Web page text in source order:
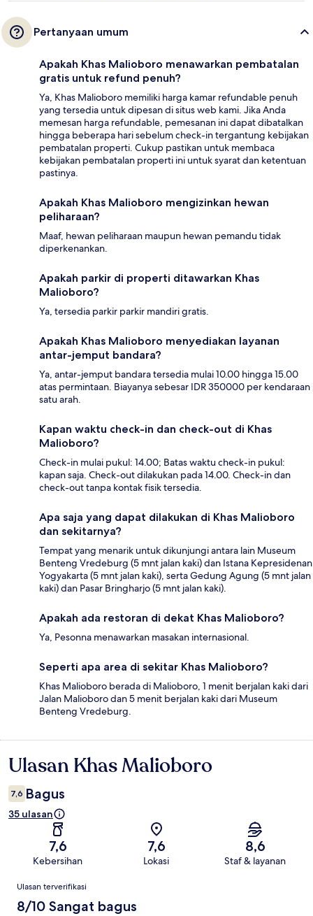
Pertanyaan umum
Apakah Khas Malioboro menawarkan pembatalan
gratis untuk refund penuh?
Ya, Khas Malioboro memiliki harga kamar refundable penuh
yang tersedia untuk dipesan di situs web kami. Jika Anda
memesan harga refundable, pemesanan ini dapat dibatalkan
hingga beberapa hari sebelum check-in tergantung kebijakan
pembatalan properti. Cukup pastikan untuk membaca
kebijakan pembatalan properti ini untuk syarat dan ketentuan
pastinya.
Apakah Khas Malioboro mengizinkan hewan
peliharaan?
Maaf, hewan peliharaan maupun hewan pemandu tidak
diperkenankan.
Apakah parkir di properti ditawarkan Khas
Malioboro?
Ya, tersedia parkir parkir mandiri gratis.
Apakah Khas Malioboro menyediakan layanan
antar-jemput bandara?
Ya, antar-jemput bandara tersedia mulai 10.00 hingga 15.00
atas permintaan. Biayanya sebesar IDR 350000 per kendaraan
satu arah.
Kapan waktu check-in dan check-out di Khas
Malioboro?
Check-in mulai pukul: 14.00; Batas waktu check-in pukul:
kapan saja. Check-out dilakukan pada 14.00. Check-in dan
check-out tanpa kontak fisik tersedia.
Apa saja yang dapat dilakukan di Khas Malioboro
dan sekitarnya?
Tempat yang menarik untuk dikunjungi antara lain Museum
Benteng Vredeburg (5 mnt jalan kaki) dan Istana Kepresidenan
Yogyakarta (5 mnt jalan kaki), serta Gedung Agung (5 mnt jalan
kaki) dan Pasar Bringharjo (5 mnt jalan kaki).
Apakah ada restoran di dekat Khas Malioboro?
Ya, Pesonna menawarkan masakan internasional.
Seperti apa area di sekitar Khas Malioboro?
Khas Malioboro berada di Malioboro, 1 menit berjalan kaki dari
Jalan Malioboro dan 5 menit berjalan kaki dari Museum
Benteng Vredeburg.
Ulasan
Ulasan Khas Malioboro
7,6 Bagus
35 ulasan
7,6
Kebersihan
7,6
Lokasi
8,6
Staf & layanan
Ulasan
Ulasan terverifikasi
8/10 Sangat bagus